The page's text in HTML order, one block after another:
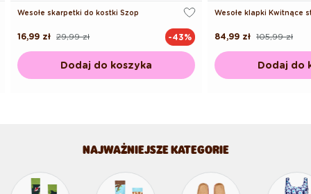
Wesołe skarpetki do kostki Szop
Cena
29,99 zł
Cena
16,99 zł -43%
Dodaj do koszyka
Wesołe klapki Kwitnące
Cena
105,99 zł
Cena
84,99 zł
Dodaj do
NAJWAŻNIEJSZE KATEGORIE